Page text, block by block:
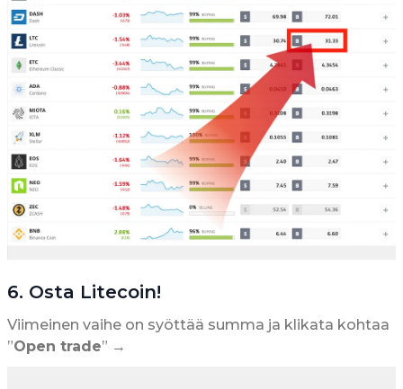
6. Osta Litecoin!
Viimeinen vaihe on syöttää summa ja klikata kohtaa
”Open trade” →